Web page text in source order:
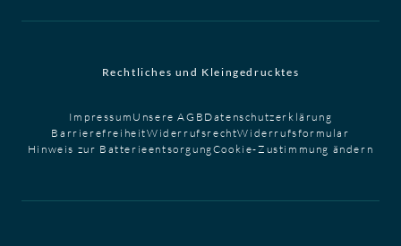
Rechtliches und Kleingedrucktes
Impressum Unsere AGB Datenschutzerklärung
BarrierefreiheitWiderrufsrechtWiderrufsformular
Hinweis zur BatterieentsorgungCookie-Zustimmung ändern